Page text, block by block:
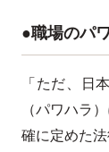
●職場のパ
「ただ、日
（パワハラ
確に定めた